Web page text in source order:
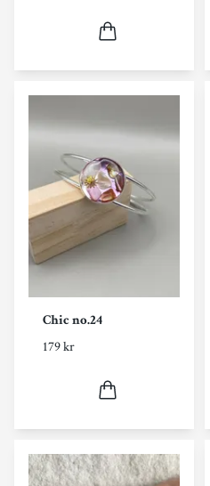
Chic no.24
179 kr